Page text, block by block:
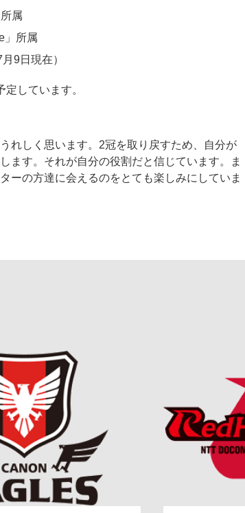
属
」所属
9日現在）
しています。
れしく思います。2冠を取り戻すため、自分が
ます。それが自分の役割だと信じています。ま
ーの方達に会えるのをとても楽しみにしていま